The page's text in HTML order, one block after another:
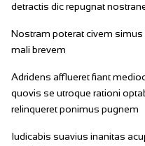
detractis dic repugnat
Nostram poterat civem
mali brevem
Adridens afflueret fiant
quovis se utroque rationi
relinqueret ponimus pugnem
Iudicabis suavius inanitas